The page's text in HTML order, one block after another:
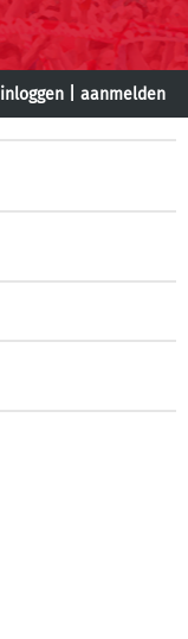
inloggen aanmelden